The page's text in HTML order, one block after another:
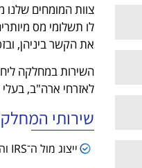
צוות המומחים שלנו
לו תשלומי מס
את הקשר ביניהן,
השירות במחלקה
לאזרחי ארה"ב, בעלי
שירותי
ייצוג מול ה־IRS והגשת דוחות פדרליים ומדינתיים (Form 1040), בהתאם לעדכונים האחרונים של החוק ושל אמנת המס בין ישראל לארה"ב.